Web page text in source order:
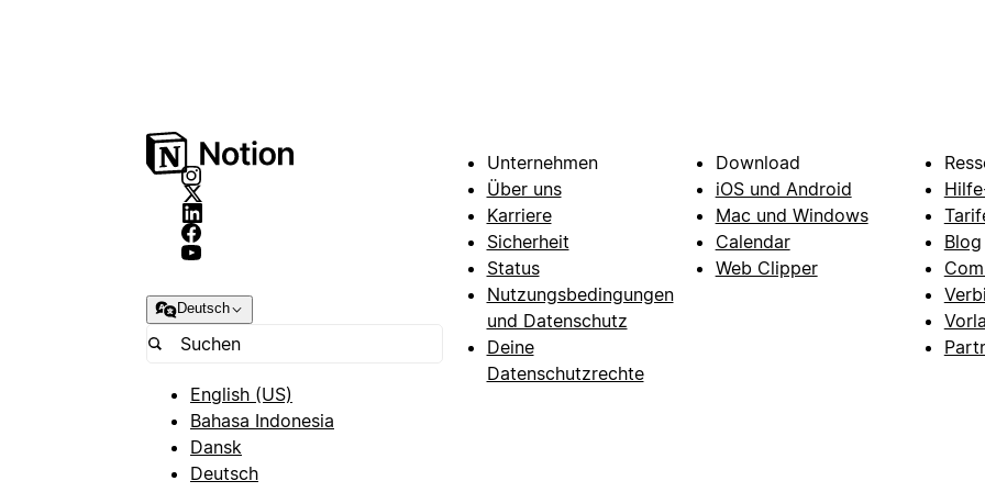
Deutsch
English (US)
Bahasa Indonesia
Dansk
Deutsch
Unternehmen
Über uns
Karriere
Sicherheit
Status
Nutzungsbedingungen
und Datenschutz
Deine
Datenschutzrechte
Download
iOS und Android
Mac und Windows
Calendar
Web Clipper
Blog